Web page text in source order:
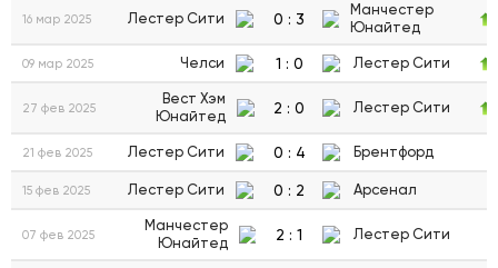
16 мар 2025 Лестер Сити 0 : 3
Манчестер
Юнайтед
09 мар 2025 Челси 1 : 0 Лестер Сити
27 фев 2025
Вест Хэм
Юнайтед
2 : 0 Лестер Сити
21 фев 2025 Лестер Сити 0 : 4 Брентфорд
15 фев 2025 Лестер Сити 0 : 2 Арсенал
07 фев 2025
Манчестер
Юнайтед
2 : 1 Лестер Сити